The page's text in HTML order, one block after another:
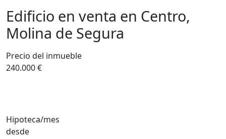
Edificio en venta en Centro,
Molina de Segura
Precio del inmueble
240.000 €
Hipoteca/mes
desde